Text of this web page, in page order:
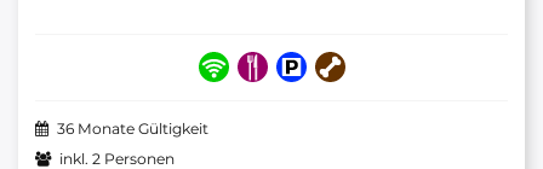
36 Monate Gültigkeit
inkl. 2 Personen